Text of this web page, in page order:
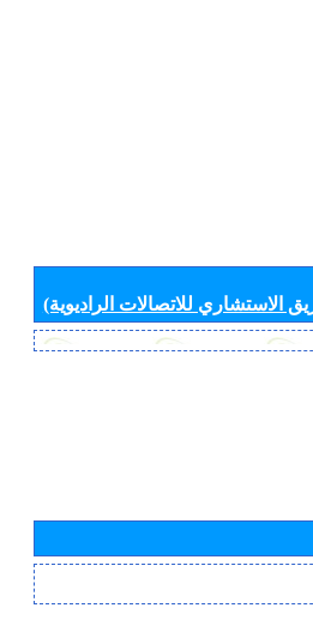
الاستشاري للاتصالات الراديوية)